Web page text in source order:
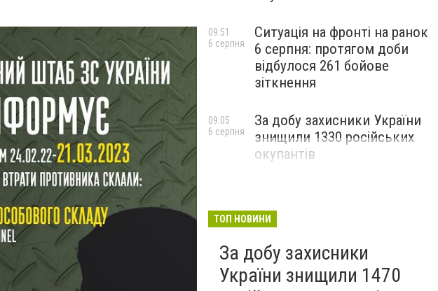
Ситуація на фронті на ранок
6 серпня: протягом доби
відбулося 261 бойове
зіткнення
09:51
6 серпня
За добу захисники України
знищили 1330 російських
окупантів
09:05
6 серпня
ТОП НОВИНИ
За добу захисники
України знищили 1470